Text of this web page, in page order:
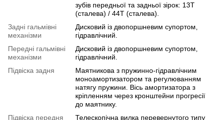
зубів передньої та задньої зірок: 13T
(сталева) / 44T (сталева).
Задні гальмівні
механізми
Дисковий із двопоршневим супортом,
гідравлічний.
Передні гальмівні
механізми
Дисковий із двопоршневим супортом,
гідравлічний.
Підвіска задня
Маятникова з пружинно-гідравлічним
моноамортизатором та регулюванням
натягу пружини. Вісь амортизатора з
кріпленням через кронштейни прогресії
до маятнику.
Підвіска передня
Телескопічна вилка перевернутого типу